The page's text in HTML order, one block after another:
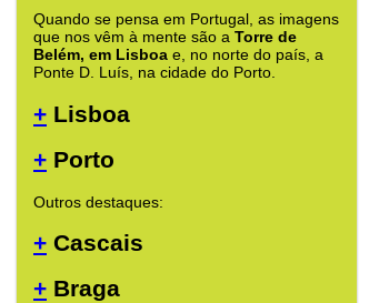
Quando se pensa em Portugal, as imagens
que nos vêm à mente são a Torre de
Belém, em Lisboa e, no norte do país, a
Ponte D. Luís, na cidade do Porto.
+ Lisboa
+ Porto
Outros destaques:
+ Cascais
+ Braga